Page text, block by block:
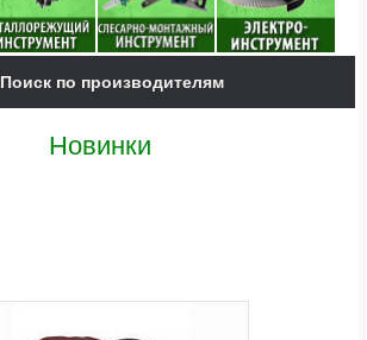
Поиск по производителям
Новинки